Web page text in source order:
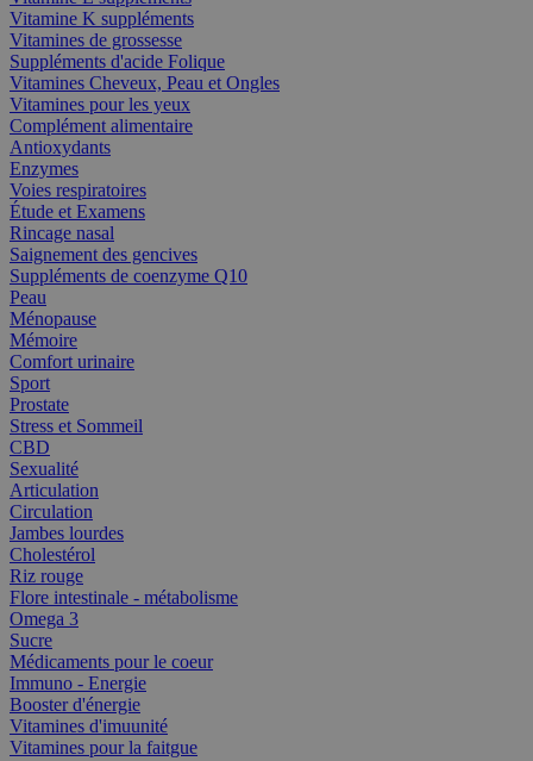
Vitamine K suppléments
Vitamines de grossesse
Suppléments d'acide Folique
Vitamines Cheveux, Peau et Ongles
Vitamines pour les yeux
Complément alimentaire
Antioxydants
Enzymes
Voies respiratoires
Étude et Examens
Rincage nasal
Saignement des gencives
Suppléments de coenzyme Q10
Peau
Ménopause
Mémoire
Comfort urinaire
Sport
Prostate
Stress et Sommeil
CBD
Sexualité
Articulation
Circulation
Jambes lourdes
Cholestérol
Riz rouge
Flore intestinale - métabolisme
Omega 3
Sucre
Médicaments pour le coeur
Immuno - Energie
Booster d'énergie
Vitamines d'imuunité
Vitamines pour la faitgue